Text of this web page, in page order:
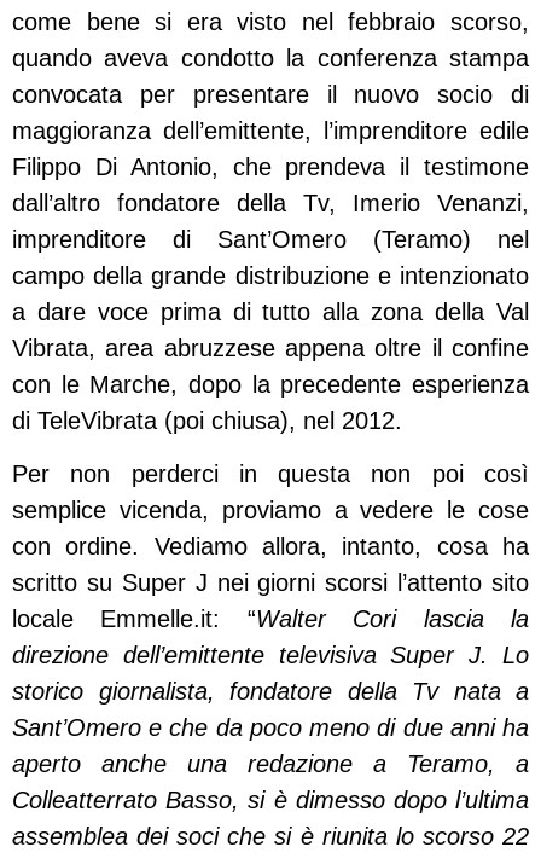
come bene si era visto nel febbraio scorso,
quando aveva condotto la conferenza stampa
convocata per presentare il nuovo socio di
maggioranza dell’emittente, l’imprenditore edile
Filippo Di Antonio, che prendeva il testimone
dall’altro fondatore della Tv, Imerio Venanzi,
imprenditore di Sant’Omero (Teramo) nel
campo della grande distribuzione e intenzionato
a dare voce prima di tutto alla zona della Val
Vibrata, area abruzzese appena oltre il confine
con le Marche, dopo la precedente esperienza
di TeleVibrata (poi chiusa), nel 2012.
Per non perderci in questa non poi così
semplice vicenda, proviamo a vedere le cose
con ordine. Vediamo allora, intanto, cosa ha
scritto su Super J nei giorni scorsi l’attento sito
locale Emmelle.it: “Walter Cori lascia la
direzione dell’emittente televisiva Super J. Lo
storico giornalista, fondatore della Tv nata a
Sant’Omero e che da poco meno di due anni ha
aperto anche una redazione a Teramo, a
Colleatterrato Basso, si è dimesso dopo l’ultima
assemblea dei soci che si è riunita lo scorso 22